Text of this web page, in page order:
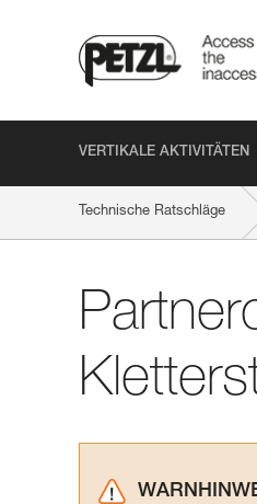
VERTIKALE AKTIVITÄTEN
Technische Ratschläge